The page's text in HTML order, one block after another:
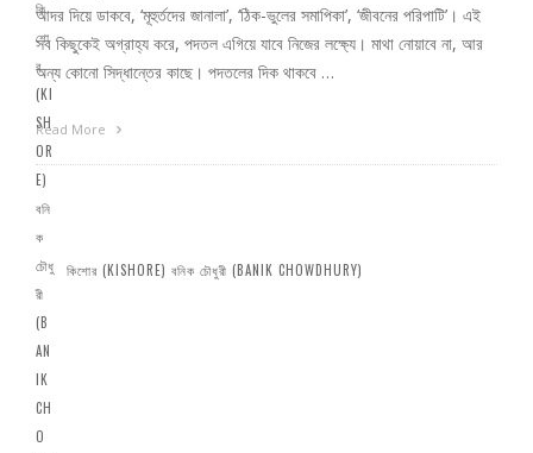
আদর দিয়ে ডাকবে, ‘মূহুর্তদের জানালা’, ‘ঠিক-ভুলের সমাপিকা’, ‘জীবনের পরিপাটি’। এই
সব কিছুকেই অগ্রাহ্য করে, পদতল এগিয়ে যাবে নিজের লক্ষ্যে। মাথা নোয়াবে না, আর
অন্য কোনো সিদ্ধান্তের কাছে। পদতলের দিক থাকবে …
Read More
কিশোর (KISHORE) বনিক চৌধুরী (BANIK CHOWDHURY)